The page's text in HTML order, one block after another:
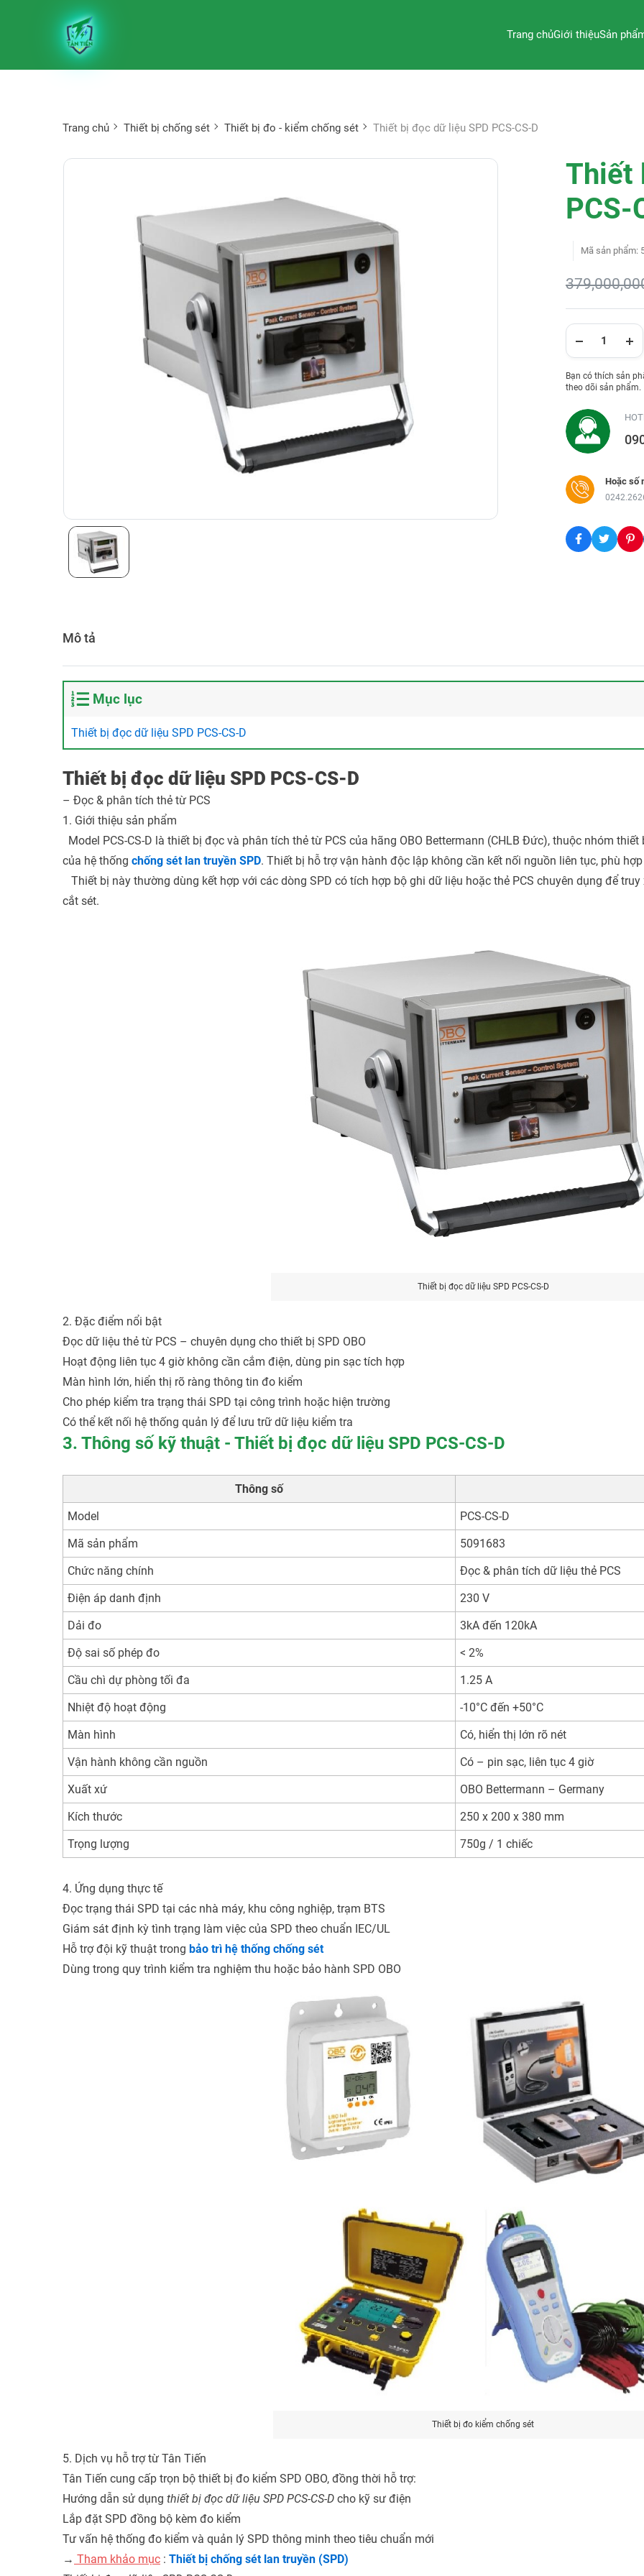
Trang chủGiới thiệuSản
Trang chủ Thiết bị chống sét Thiết bị đo - kiểm chống sét Thiết bị đọc dữ liệu SPD PCS-CS-D
Thiết
PCS-
Mã sản phẩm:
Bạn có thích sản
theo dõi sản phẩm.
Hoặc số
Mô tả
Mục lục
Thiết bị đọc dữ liệu SPD PCS-CS-D
Thiết bị đọc dữ liệu SPD PCS-CS-D
– Đọc & phân tích thẻ từ PCS
1. Giới thiệu sản phẩm
Model PCS-CS-D là thiết bị đọc và phân tích thẻ từ PCS của hãng OBO Bettermann (CHLB Đức), thuộc nhóm
của hệ thống chống sét lan truyền SPD. Thiết bị hỗ trợ vận hành độc lập không cần kết nối nguồn liên tục, phù
Thiết bị này thường dùng kết hợp với các dòng SPD có tích hợp bộ ghi dữ liệu hoặc thẻ PCS chuyên dụng để
cắt sét.
Thiết bị đọc dữ liệu SPD PCS-CS-D
2. Đặc điểm nổi bật
Đọc dữ liệu thẻ từ PCS – chuyên dụng cho thiết bị SPD OBO
Hoạt động liên tục 4 giờ không cần cắm điện, dùng pin sạc tích hợp
Màn hình lớn, hiển thị rõ ràng thông tin đo kiểm
Cho phép kiểm tra trạng thái SPD tại công trình hoặc hiện trường
Có thể kết nối hệ thống quản lý để lưu trữ dữ liệu kiểm tra
3. Thông số kỹ thuật - Thiết bị đọc dữ liệu SPD PCS-CS-D
Thông số
Model
PCS-CS-D
Mã sản phẩm
5091683
Chức năng chính
Đọc & phân tích dữ liệu thẻ PCS
Điện áp danh định
230 V
Dải đo
3kA đến 120kA
Độ sai số phép đo
< 2%
Cầu chì dự phòng tối đa
1.25 A
Nhiệt độ hoạt động
-10°C đến +50°C
Màn hình
Có, hiển thị lớn rõ nét
Vận hành không cần nguồn
Có – pin sạc, liên tục 4 giờ
Xuất xứ
OBO Bettermann – Germany
Kích thước
250 x 200 x 380 mm
Trọng lượng
750g / 1 chiếc
4. Ứng dụng thực tế
Đọc trạng thái SPD tại các nhà máy, khu công nghiệp, trạm BTS
Giám sát định kỳ tình trạng làm việc của SPD theo chuẩn IEC/UL
Hỗ trợ đội kỹ thuật trong bảo trì hệ thống chống sét
Dùng trong quy trình kiểm tra nghiệm thu hoặc bảo hành SPD OBO
Thiết bị đo kiểm chống sét
5. Dịch vụ hỗ trợ từ Tân Tiến
Tân Tiến cung cấp trọn bộ thiết bị đo kiểm SPD OBO, đồng thời hỗ trợ:
Hướng dẫn sử dụng thiết bị đọc dữ liệu SPD PCS-CS-D cho kỹ sư điện
Lắp đặt SPD đồng bộ kèm đo kiểm
Tư vấn hệ thống đo kiểm và quản lý SPD thông minh theo tiêu chuẩn mới
→ Tham khảo mục : Thiết bị chống sét lan truyền (SPD)